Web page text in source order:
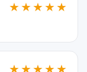
★★★★★
★★★★★